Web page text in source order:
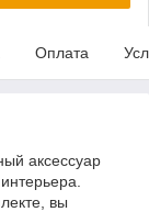
Оплата
аксессуар
вы